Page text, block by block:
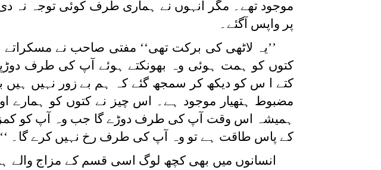
موجود تھے۔ مگر انہوں نے ہماری طرف کوئی توجہ نہ
پر واپس آگئے۔
’’یہ لاٹھی کی برکت تھی‘‘ مفتی صاحب نے مسکراتے
کتوں کو ہمت ہوئی وہ بھونکتے ہوئے آپ کی طرف
کتے ا س کو دیکھ کر سمجھ گئے کہ ہم بے زور نہیں ہیں
مضبوط ہتھیار موجود ہے۔ اس چیز نے کتوں کو ہمارے
ہمیشہ اس وقت آپ کی طرف دوڑے گا جب وہ آپ کو
کے پاس طاقت ہے تو وہ آپ کی طرف رخ نہیں کرے گا۔ ‘‘
انسانوں میں بھی کچھ لوگ اسی قسم کے مزاج